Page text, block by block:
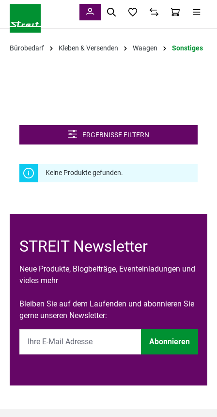
Bürobedarf Kleben & Versenden Waagen Sonstiges
ERGEBNISSE FILTERN
Keine Produkte gefunden.
STREIT Newsletter
Neue Produkte, Blogbeiträge, Eventeinladungen und
vieles mehr
Bleiben Sie auf dem Laufenden und abonnieren Sie
gerne unseren Newsletter:
Abonnieren